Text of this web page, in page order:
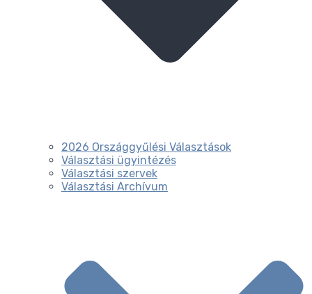
2026 Országgyűlési Választások
Választási ügyintézés
Választási szervek
Választási Archívum